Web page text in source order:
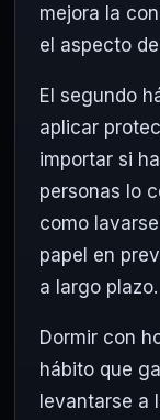
mejora la
el aspecto
El segundo
aplicar
importar si
personas lo
como
papel en
a largo plazo.
Dormir con
hábito que
levantarse a